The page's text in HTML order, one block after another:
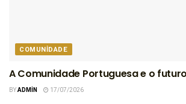
COMUNIDADE
A Comunidade Portuguesa e o futuro
BYADMIN 17/07/2026